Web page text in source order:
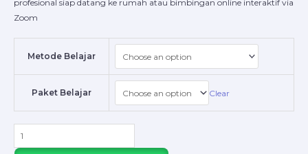
profesional siap datang ke rumah atau bimbingan online interaktif via
Zoom
Metode Belajar
Paket Belajar Clear